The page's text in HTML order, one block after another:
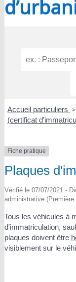
Accueil particuliers >
(certificat
Fiche pratique
Plaques
Vérifié le 07/07/2021 -
administrative (Première
Tous les véhicules à
d'immatriculation,
plaques doivent être
visiblement sur le